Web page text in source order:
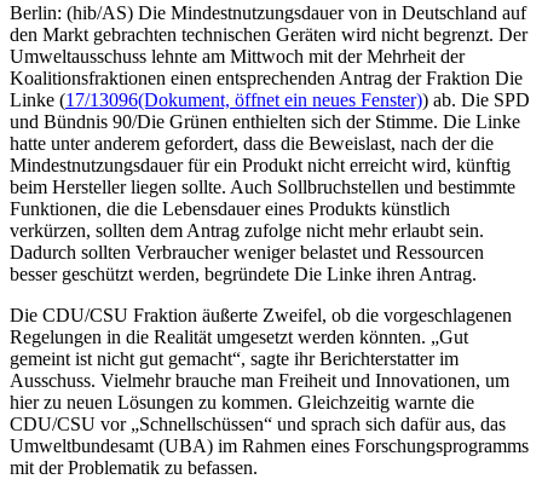
Berlin: (hib/AS) Die Mindestnutzungsdauer von in Deutschland auf
den Markt gebrachten technischen Geräten wird nicht begrenzt. Der
Umweltausschuss lehnte am Mittwoch mit der Mehrheit der
Koalitionsfraktionen einen entsprechenden Antrag der Fraktion Die
Linke (17/13096(Dokument, öffnet ein neues Fenster)) ab. Die SPD
und Bündnis 90/Die Grünen enthielten sich der Stimme. Die Linke
hatte unter anderem gefordert, dass die Beweislast, nach der die
Mindestnutzungsdauer für ein Produkt nicht erreicht wird, künftig
beim Hersteller liegen sollte. Auch Sollbruchstellen und bestimmte
Funktionen, die die Lebensdauer eines Produkts künstlich
verkürzen, sollten dem Antrag zufolge nicht mehr erlaubt sein.
Dadurch sollten Verbraucher weniger belastet und Ressourcen
besser geschützt werden, begründete Die Linke ihren Antrag.
Die CDU/CSU Fraktion äußerte Zweifel, ob die vorgeschlagenen
Regelungen in die Realität umgesetzt werden könnten. „Gut
gemeint ist nicht gut gemacht“, sagte ihr Berichterstatter im
Ausschuss. Vielmehr brauche man Freiheit und Innovationen, um
hier zu neuen Lösungen zu kommen. Gleichzeitig warnte die
CDU/CSU vor „Schnellschüssen“ und sprach sich dafür aus, das
Umweltbundesamt (UBA) im Rahmen eines Forschungsprogramms
mit der Problematik zu befassen.